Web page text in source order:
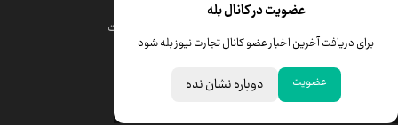
عضویت در کانال بله
برای دریافت آخرین اخبار عضو کانال تجارت نیوز بله شود
عضویت دوباره نشان نده
قیمت درهم امارات
خبرهای مهم